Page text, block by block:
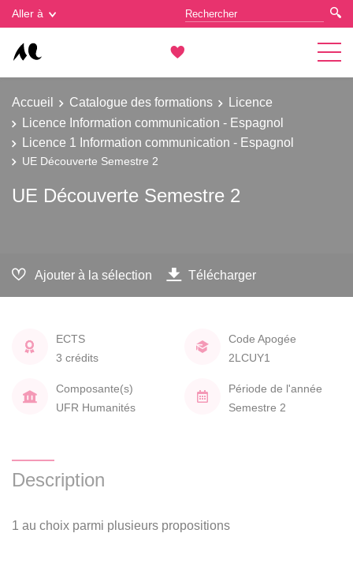
Aller à
Accueil Catalogue des formations
Licence
Licence Information communication - Espagnol
Licence 1 Information communication - Espagnol
UE Découverte Semestre 2
UE Découverte Semestre 2
Ajouter à la sélection Télécharger
ECTS
3 crédits
Code Apogée
2LCUY1
Composante(s)
UFR Humanités
Période de l'année
Semestre 2
Description
1 au choix parmi plusieurs propositions
Gestion des cookies